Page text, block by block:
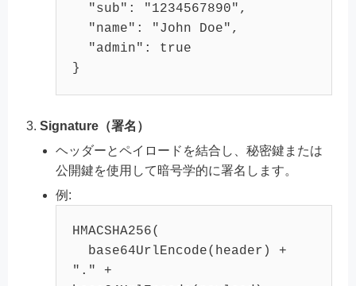
"sub" : "1234567890" ,
"name" : "John Doe" ,
"admin" :
true
}
Signature（署名）
ヘッダーとペイロードを結合し、秘密鍵または
公開鍵を使用して暗号学的に署名します。
例:
HMACSHA256(
"." +